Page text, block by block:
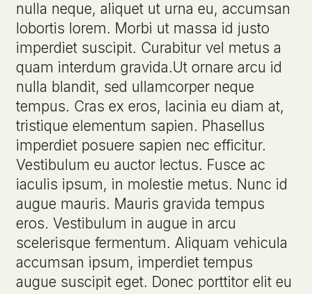
nulla neque, aliquet ut urna eu, accumsan
lobortis lorem. Morbi ut massa id justo
imperdiet suscipit. Curabitur vel metus a
quam interdum gravida.Ut ornare arcu id
nulla blandit, sed ullamcorper neque
tempus. Cras ex eros, lacinia eu diam at,
tristique elementum sapien. Phasellus
imperdiet posuere sapien nec efficitur.
Vestibulum eu auctor lectus. Fusce ac
iaculis ipsum, in molestie metus. Nunc id
augue mauris. Mauris gravida tempus
eros. Vestibulum in augue in arcu
scelerisque fermentum. Aliquam vehicula
accumsan ipsum, imperdiet tempus
augue suscipit eget. Donec porttitor elit eu